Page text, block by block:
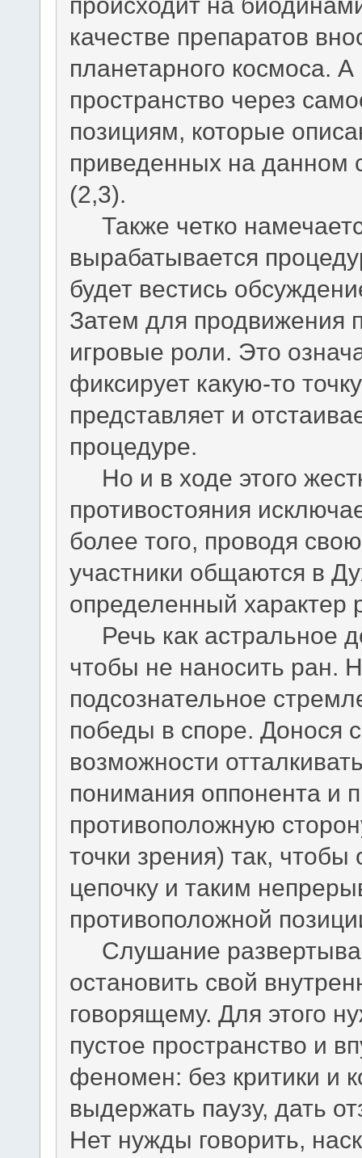
качестве препаратов
планетарного космоса. А
пространство через
позициям, которые
приведенных на данном
(2,3).
Также четко
вырабатывается
будет вестись
Затем для продвижения
игровые роли. Это
фиксирует какую-то
представляет и
процедуре.
Но и в ходе этого
противостояния
более того, проводя
участники общаются в
определенный характер
Речь как астральное
чтобы не наносить ран.
подсознательное
победы в споре. Донося
возможности
понимания оппонента и
противоположную
точки зрения) так,
цепочку и таким
противоположной
Слушание
остановить свой
говорящему. Для этого
пустое пространство и
феномен: без критики и
выдержать паузу, дать
Нет нужды говорить,